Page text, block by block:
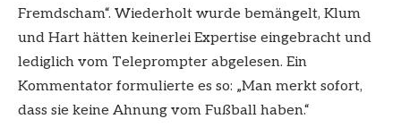
Fremdscham“. Wiederholt wurde bemängelt, Klum
und Hart hätten keinerlei Expertise eingebracht und
lediglich vom Teleprompter abgelesen. Ein
Kommentator formulierte es so: „Man merkt sofort,
dass sie keine Ahnung vom Fußball haben.“